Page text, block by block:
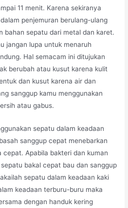
11 menit. Karena sekiranya
penjemuran berulang-ulang
bahan sepatu dari metal dan karet.
jangan lupa untuk menaruh
Hal semacam ini ditujukan
berubah atau kusut karena kulit
dan kusut karena air dan
sanggup kamu menggunakan
atau gabus.
sepatu dalam keadaan
sanggup cepat menebarkan
cepat. Apabila bakteri dan kuman
bakal cepat bau dan sanggup
sepatu dalam keadaan kaki
keadaan terburu-buru maka
dengan handuk kering